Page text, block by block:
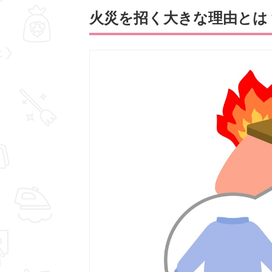
火災を招く大きな理由とは